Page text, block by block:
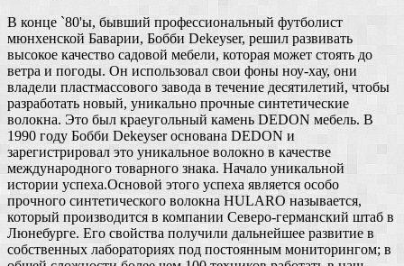
В конце `80'ы, бывший профессиональный футболист
мюнхенской Баварии, Бобби Dekeyser, решил развивать
высокое качество садовой мебели, которая может стоять до
ветра и погоды. Он использовал свои фоны ноу-хау, они
владели пластмассового завода в течение десятилетий, чтобы
разработать новый, уникально прочные синтетические
волокна. Это был краеугольный камень DEDON мебель. В
1990 году Бобби Dekeyser основана DEDON и
зарегистрировал это уникальное волокно в качестве
международного товарного знака. Начало уникальной
истории успеха.Основой этого успеха является особо
прочного синтетического волокна HULARO называется,
который производится в компании Северо-германский штаб в
Люнебурге. Его свойства получили дальнейшее развитие в
собственных лабораториях под постоянным мониторингом; в